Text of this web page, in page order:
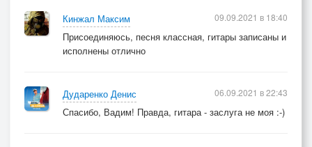
Кинжал Максим
Присоединяюсь, песня классная, гитары записаны и
исполнены отлично
09.09.2021 в 18:40
Дударенко Денис
Спасибо, Вадим! Правда, гитара - заслуга не моя :-)
06.09.2021 в 22:43